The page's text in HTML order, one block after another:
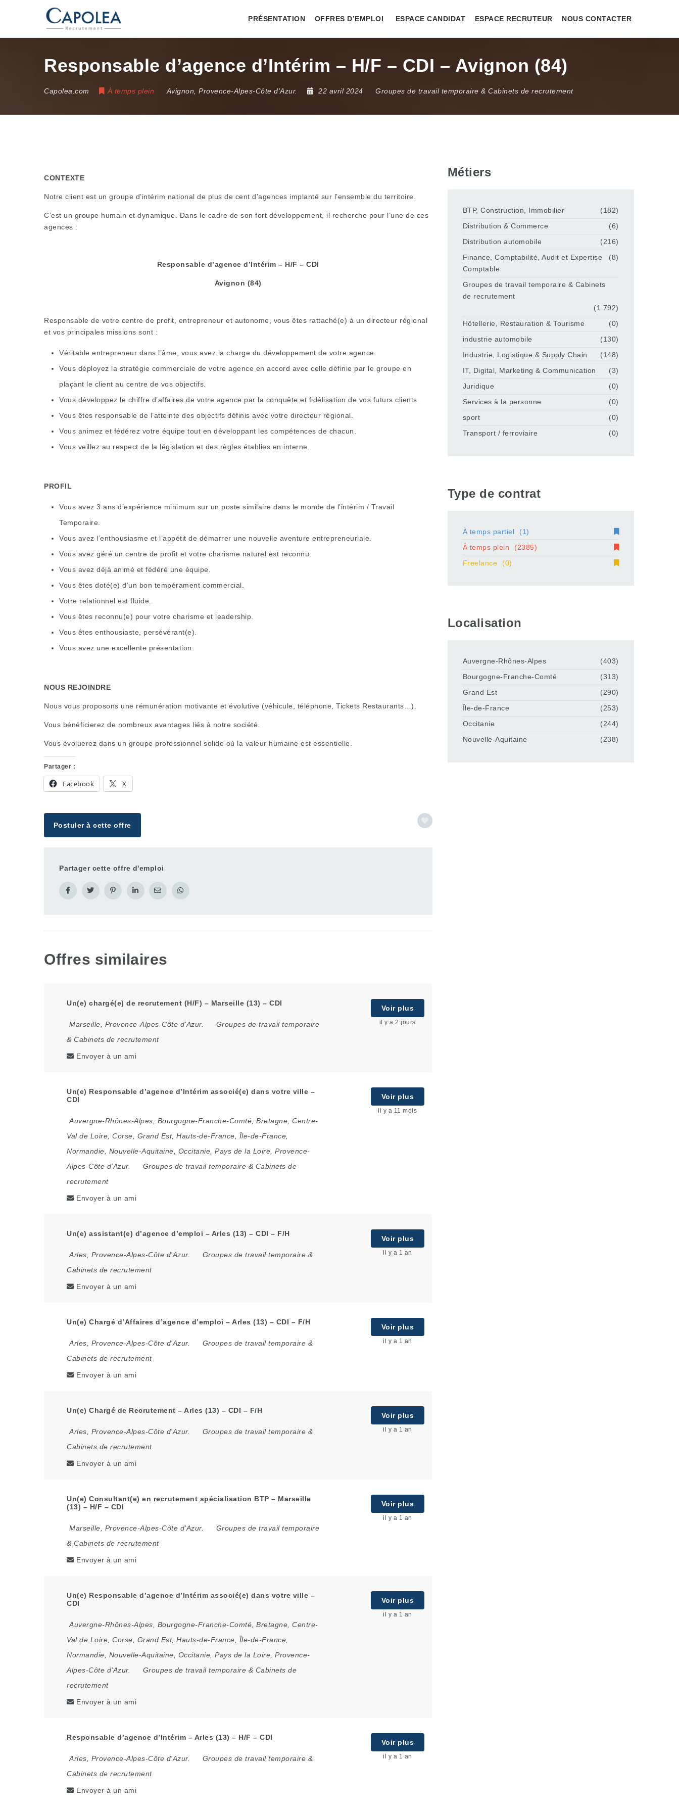
PRÉSENTATION OFFRES D’EMPLOI ESPACE CANDIDAT ESPACE RECRUTEUR NOUS CONTACTER
Responsable d’agence d’Intérim – H/F – CDI – Avignon (84)
Capolea.com À temps plein Avignon Provence-Alpes-Côte d'Azur. 22 avril 2024 Groupes de travail temporaire & Cabinets de recrutement
CONTEXTE
Notre client est un groupe d’intérim national de plus de cent d’agences implanté sur l’ensemble du territoire.
C’est un groupe humain et dynamique. Dans le cadre de son fort développement, il recherche pour l’une de ces
agences :
Responsable d’agence d’Intérim – H/F – CDI
Avignon (84)
Responsable de votre centre de profit, entrepreneur et autonome, vous êtes rattaché(e) à un directeur régional
et vos principales missions sont :
Véritable entrepreneur dans l’âme, vous avez la charge du développement de votre agence.
Vous déployez la stratégie commerciale de votre agence en accord avec celle définie par le groupe en
plaçant le client au centre de vos objectifs.
Vous développez le chiffre d’affaires de votre agence par la conquête et fidélisation de vos futurs clients
Vous êtes responsable de l’atteinte des objectifs définis avec votre directeur régional.
Vous animez et fédérez votre équipe tout en développant les compétences de chacun.
Vous veillez au respect de la législation et des règles établies en interne.
PROFIL
Vous avez 3 ans d’expérience minimum sur un poste similaire dans le monde de l’intérim / Travail
Temporaire.
Vous avez l’enthousiasme et l’appétit de démarrer une nouvelle aventure entrepreneuriale.
Vous avez géré un centre de profit et votre charisme naturel est reconnu.
Vous avez déjà animé et fédéré une équipe.
Vous êtes doté(e) d’un bon tempérament commercial.
Votre relationnel est fluide.
Vous êtes reconnu(e) pour votre charisme et leadership.
Vous êtes enthousiaste, persévérant(e).
Vous avez une excellente présentation.
NOUS REJOINDRE
Nous vous proposons une rémunération motivante et évolutive (véhicule, téléphone, Tickets Restaurants…).
Vous bénéficierez de nombreux avantages liés à notre société.
Vous évoluerez dans un groupe professionnel solide où la valeur humaine est essentielle.
Partager :
Facebook X
Postuler à cette offre
Partager cette offre d'emploi
Offres similaires
Un(e) chargé(e) de recrutement (H/F) – Marseille (13) – CDI
Marseille Provence-Alpes-Côte d'Azur.
Groupes de travail temporaire
& Cabinets de recrutement
Envoyer à un ami
Voir plus
il y a 2 jours
Un(e) Responsable d’agence d’Intérim associé(e) dans votre ville –
CDI
Auvergne-Rhônes-Alpes Bourgogne-Franche-Comté Bretagne Centre-
Val de Loire Corse Grand Est, Hauts-de-France Île-de-France
Normandie
Nouvelle-Aquitaine Occitanie Pays de la Loire Provence-
Alpes-Côte d'Azur.
Groupes de travail temporaire & Cabinets de
recrutement
Envoyer à un ami
Voir plus
il y a 11 mois
Un(e) assistant(e) d’agence d’emploi – Arles (13) – CDI – F/H
Arles Provence-Alpes-Côte d'Azur.
Groupes de travail temporaire &
Cabinets de recrutement
Envoyer à un ami
Voir plus
il y a 1 an
Un(e) Chargé d’Affaires d’agence d’emploi – Arles (13) – CDI – F/H
Arles Provence-Alpes-Côte d'Azur.
Groupes de travail temporaire &
Cabinets de recrutement
Envoyer à un ami
Voir plus
il y a 1 an
Un(e) Chargé de Recrutement – Arles (13) – CDI – F/H
Arles Provence-Alpes-Côte d'Azur.
Groupes de travail temporaire &
Cabinets de recrutement
Envoyer à un ami
Voir plus
il y a 1 an
Un(e) Consultant(e) en recrutement spécialisation BTP – Marseille
(13) – H/F – CDI
Marseille Provence-Alpes-Côte d'Azur.
Groupes de travail temporaire
& Cabinets de recrutement
Envoyer à un ami
Voir plus
il y a 1 an
Un(e) Responsable d’agence d’Intérim associé(e) dans votre ville –
CDI
Auvergne-Rhônes-Alpes Bourgogne-Franche-Comté Bretagne Centre-
Val de Loire Corse Grand Est, Hauts-de-France Île-de-France
Normandie
Nouvelle-Aquitaine Occitanie Pays de la Loire Provence-
Alpes-Côte d'Azur.
Groupes de travail temporaire & Cabinets de
recrutement
Envoyer à un ami
Voir plus
il y a 1 an
Responsable d’agence d’Intérim – Arles (13) – H/F – CDI
Arles Provence-Alpes-Côte d'Azur.
Groupes de travail temporaire &
Cabinets de recrutement
Envoyer à un ami
Voir plus
il y a 1 an
Métiers
BTP, Construction, Immobilier
(182)
Distribution & Commerce
(6)
Distribution automobile
(216)
Finance, Comptabilité, Audit et Expertise
Comptable
(8)
Groupes de travail temporaire & Cabinets
de recrutement
(1 792)
Hôtellerie, Restauration & Tourisme
(0)
industrie automobile
(130)
Industrie, Logistique & Supply Chain
(148)
IT, Digital, Marketing & Communication
(3)
Juridique
(0)
Services à la personne
(0)
sport
(0)
Transport / ferroviaire
(0)
Type de contrat
À temps partiel
(1)
À temps plein
(2385)
Freelance
(0)
Localisation
Auvergne-Rhônes-Alpes
(403)
Bourgogne-Franche-Comté
(313)
Grand Est
(290)
Île-de-France
(253)
Occitanie
(244)
Nouvelle-Aquitaine
(238)